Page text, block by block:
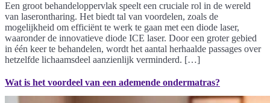
Een groot behandeloppervlak speelt een cruciale rol in de wereld
van laserontharing. Het biedt tal van voordelen, zoals de
mogelijkheid om efficiënt te werk te gaan met een diode laser,
waaronder de innovatieve diode ICE laser. Door een groter gebied
in één keer te behandelen, wordt het aantal herhaalde passages over
hetzelfde lichaamsdeel aanzienlijk verminderd. […]
Wat is het voordeel van een ademende ondermatras?